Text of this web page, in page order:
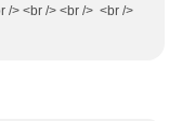
/> <br /> <br /> <br />